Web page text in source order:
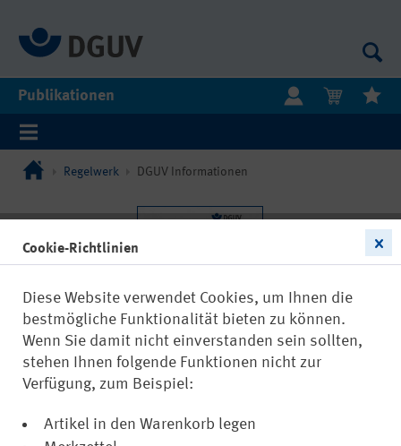
Publikationen
Regelwerk DGUV Informationen
Cookie-Richtlinien
Diese Website verwendet Cookies, um Ihnen die
bestmögliche Funktionalität bieten zu können.
Wenn Sie damit nicht einverstanden sein sollten,
stehen Ihnen folgende Funktionen nicht zur
Verfügung, zum Beispiel:
Artikel in den Warenkorb legen